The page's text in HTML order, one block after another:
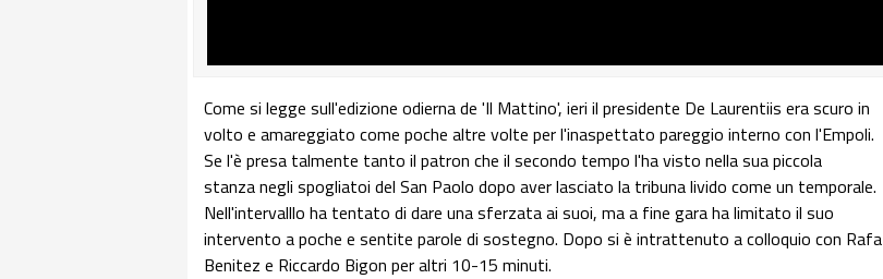
Come si legge sull'edizione odierna de 'Il Mattino', ieri il presidente De Laurentiis era scuro in
volto e amareggiato come poche altre volte per l'inaspettato pareggio interno con l'Empoli.
Se l'è presa talmente tanto il patron che il secondo tempo l'ha visto nella sua piccola
stanza negli spogliatoi del San Paolo dopo aver lasciato la tribuna livido come un temporale.
Nell'intervalllo ha tentato di dare una sferzata ai suoi, ma a fine gara ha limitato il suo
intervento a poche e sentite parole di sostegno. Dopo si è intrattenuto a colloquio con Rafa
Benitez e Riccardo Bigon per altri 10-15 minuti.